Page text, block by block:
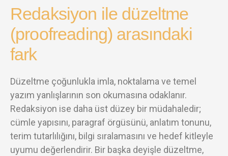
Redaksiyon ile düzeltme
(proofreading) arasındaki
fark
Düzeltme çoğunlukla imla, noktalama ve temel
yazım yanlışlarının son okumasına odaklanır.
Redaksiyon ise daha üst düzey bir müdahaledir;
cümle yapısını, paragraf örgüsünü, anlatım tonunu,
terim tutarlılığını, bilgi sıralamasını ve hedef kitleyle
uyumu değerlendirir. Bir başka deyişle düzeltme,